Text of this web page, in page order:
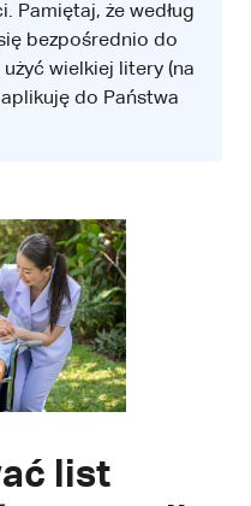
Pamiętaj, że według
bezpośrednio do
wielkiej litery (na
do Państwa
list